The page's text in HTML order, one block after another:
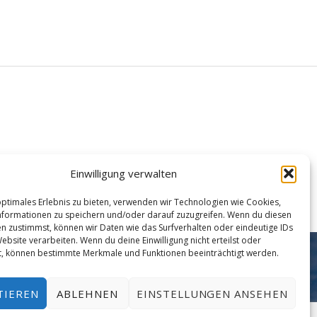
Einwilligung verwalten
Erlebnis zu bieten, verwenden wir Technologien wie Cookies,
zu speichern und/oder darauf zuzugreifen. Wenn du diesen
zustimmst, können wir Daten wie das Surfverhalten oder eindeutige IDs
verarbeiten. Wenn du deine Einwilligung nicht erteilst oder
können bestimmte Merkmale und Funktionen beeinträchtigt werden.
ABLEHNEN EINSTELLUNGEN ANSEHEN